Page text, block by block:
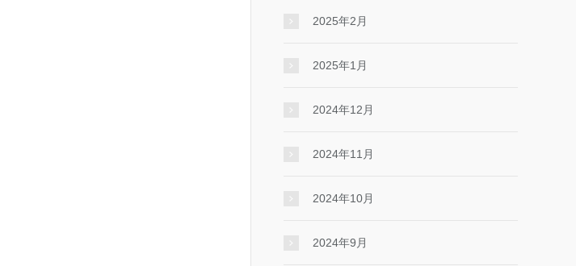
2025年2月
2025年1月
2024年12月
2024年11月
2024年10月
2024年9月